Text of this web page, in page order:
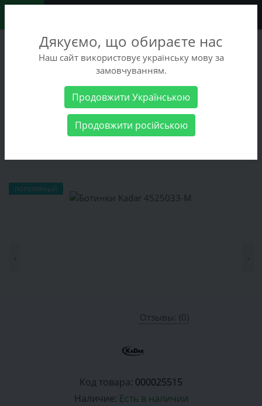
+38 (068) 486-90-09
+38 (093) 486-90-09
Мужские товары Мужская обувь Ботинки
ПОПУЛЯРНЫЙ
Отзывы: (0)
Код товара: 000025515
Наличие: Есть в наличии
Дякуємо, що обираєте нас
Наш сайт використовує українську мову за
замовчуванням.
Продовжити Українською
Продовжити російською